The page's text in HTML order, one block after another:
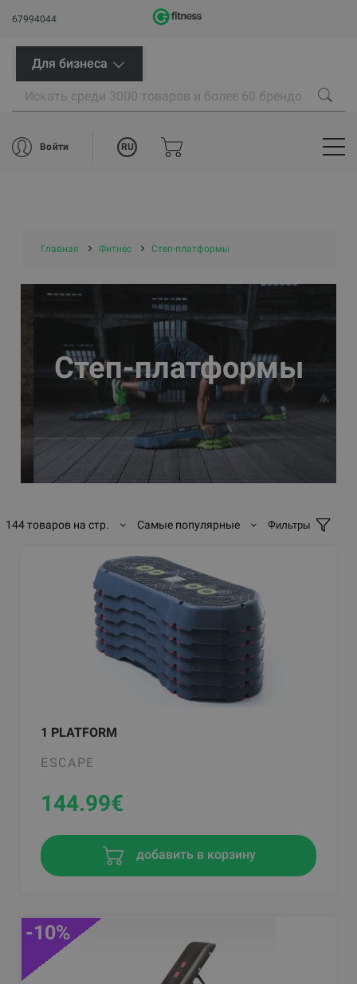
67994044
Для бизнеса
Войти RU
Главная Фитнес Степ-платформы
Степ-платформы
144 товаров на стр. Самые популярные Фильтры
1 PLATFORM
ESCAPE
144.99€
добавить в корзину
-10%